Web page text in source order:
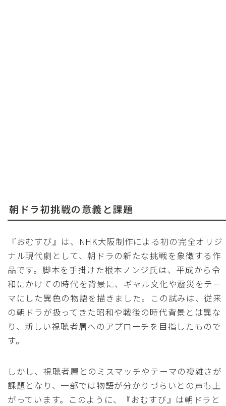
朝ドラ初挑戦の意義と課題
『おむすび』は、NHK大阪制作による初の完全オリジ
ナル現代劇として、朝ドラの新たな挑戦を象徴する作
品です。脚本を手掛けた根本ノンジ氏は、平成から令
和にかけての時代を背景に、ギャル文化や震災をテー
マにした異色の物語を描きました。この試みは、従来
の朝ドラが扱ってきた昭和や戦後の時代背景とは異な
り、新しい視聴者層へのアプローチを目指したもので
す。
しかし、視聴者層とのミスマッチやテーマの複雑さが
課題となり、一部では物語が分かりづらいとの声も上
がっています。このように、『おむすび』は朝ドラと